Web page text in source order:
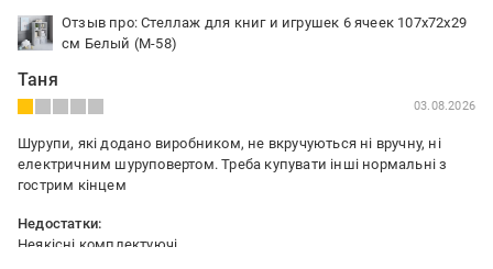
Отзыв про: Стеллаж для книг и игрушек 6 ячеек 107х72х29
см Белый (M-58)
Таня
03.08.2026
Шурупи, які додано виробником, не вкручуються ні вручну, ні
електричним шуруповертом. Треба купувати інші нормальні з
гострим кінцем
Недостатки:
Неякісні комплектуючі